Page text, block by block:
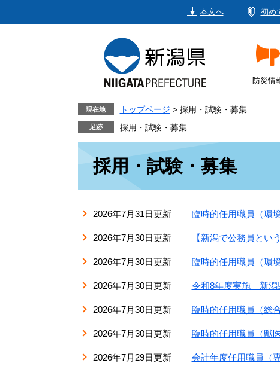
本文へ 初め
防災情
現在地 トップページ > 採用・試験・募集
採用・試験・募集
採用・試験・募集
2026年7月31日更新 臨時的任用職員（環
2026年7月30日更新 【新潟で公務員とい
2026年7月30日更新 臨時的任用職員（環
2026年7月30日更新 令和8年度実施 新潟
2026年7月30日更新 臨時的任用職員（総
2026年7月30日更新 臨時的任用職員（獣
2026年7月29日更新 会計年度任用職員（